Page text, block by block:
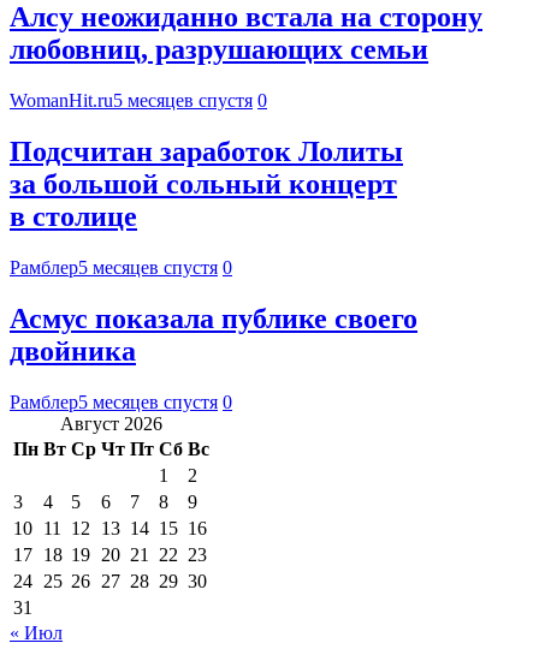
Алсу неожиданно встала на сторону
любовниц, разрушающих семьи
WomanHit.ru5 месяцев спустя 0
Подсчитан заработок Лолиты
за большой сольный концерт
в столице
Рамблер5 месяцев спустя 0
Асмус показала публике своего
двойника
Рамблер5 месяцев спустя 0
Август 2026
Пн Вт Ср Чт Пт Сб Вс
1
2
3
4 5 6 7 8
9
10 11 12 13 14 15 16
17 18 19 20 21 22 23
24 25 26 27 28 29 30
31
« Июл